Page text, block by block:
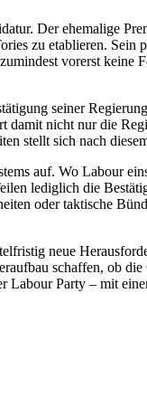
Der ehemalige
zu etablieren. Sein
vorerst keine
seiner
nicht nur die
stellt sich nach
auf. Wo Labour
lediglich die
oder taktische
neue
schaffen, ob
Labour Party – mit